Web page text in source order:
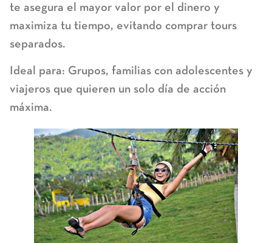
te asegura el mayor valor por el dinero y
maximiza tu tiempo, evitando comprar tours
separados.
Ideal para: Grupos, familias con adolescentes y
viajeros que quieren un solo día de acción
máxima.